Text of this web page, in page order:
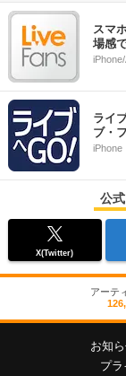
スマ
場感
ライ
ブ・
iPhone
公
X(Twitter)
アーテ
お知
プ